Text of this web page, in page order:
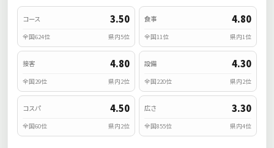
コース 3.50
全国624位 県内5位
食事 4.80
全国11位 県内1位
接客 4.80
全国29位 県内2位
設備 4.30
全国220位 県内2位
コスパ 4.50
全国60位 県内2位
広さ 3.30
全国855位 県内4位